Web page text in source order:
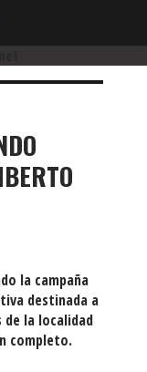
la campaña
destinada a
la localidad
completo.